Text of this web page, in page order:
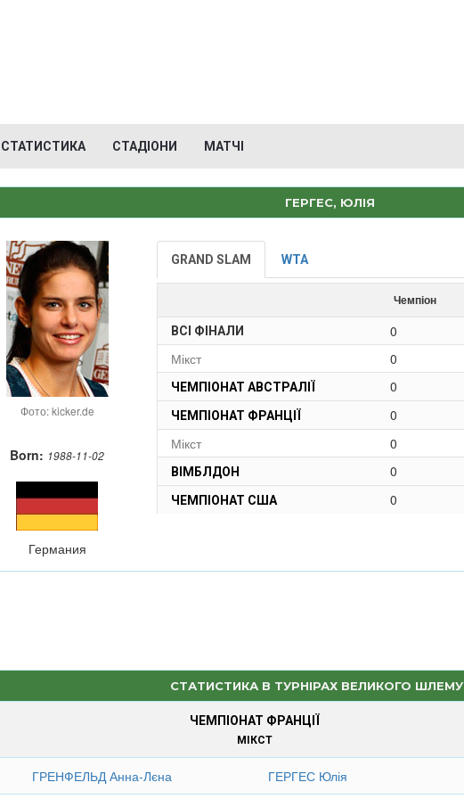
СТАТИСТИКА СТАДІОНИ МАТЧІ
ГЕРГЕС, ЮЛІЯ
Фото: kicker.de
Born: 1988-11-02
Германия
GRAND SLAM WTA
Чемпіон
ВСІ ФІНАЛИ 0
Мікст
0
ЧЕМПІОНАТ АВСТРАЛІЇ 0
ЧЕМПІОНАТ ФРАНЦІЇ 0
Мікст
0
ВІМБЛДОН 0
ЧЕМПІОНАТ США 0
СТАТИСТИКА В ТУРНІРАХ ВЕЛИКОГО ШЛЕМУ
ЧЕМПІОНАТ ФРАНЦІЇ
МІКСТ
ГРЕНФЕЛЬД Анна-Лєна ГЕРГЕС Юлія